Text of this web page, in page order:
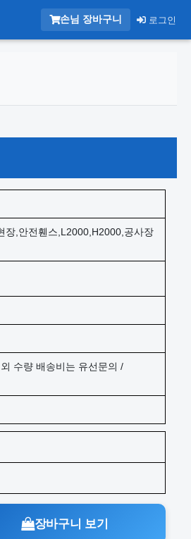
손님 장바구니 로그인
장,안전휀스,L2000,H2000,공사장
수량 배송비는 유선문의 /
장바구니 보기